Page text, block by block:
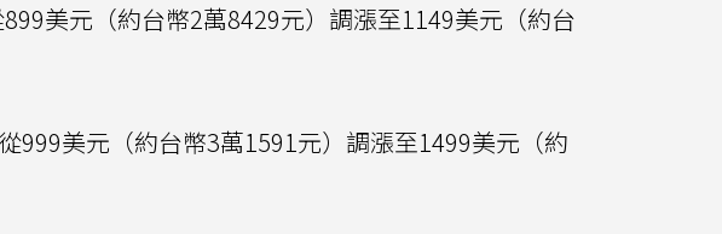
899美元（約台幣2萬8429元）調漲至1149美元（約台
999美元（約台幣3萬1591元）調漲至1499美元（約